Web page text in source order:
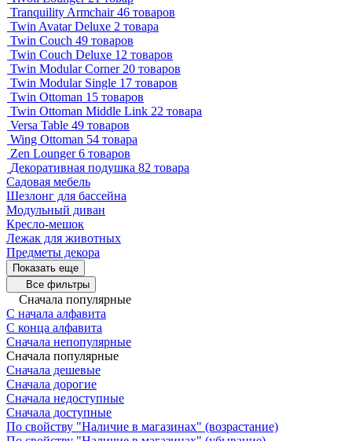
Tranquility Armchair 46 товаров
Twin Avatar Deluxe 2 товара
Twin Couch 49 товаров
Twin Couch Deluxe 12 товаров
Twin Modular Corner 20 товаров
Twin Modular Single 17 товаров
Twin Ottoman 15 товаров
Twin Ottoman Middle Link 22 товара
Versa Table 49 товаров
Wing Ottoman 54 товара
Zen Lounger 6 товаров
Декоративная подушка 82 товара
Садовая мебель
Шезлонг для бассейна
Модульный диван
Кресло-мешок
Лежак для животных
Предметы декора
Показать еще
Все фильтры
Сначала популярные
С начала алфавита
С конца алфавита
Сначала непопулярные
Сначала популярные
Сначала дешевые
Сначала дорогие
Сначала недоступные
Сначала доступные
По свойству "Наличие в магазинах" (возрастание)